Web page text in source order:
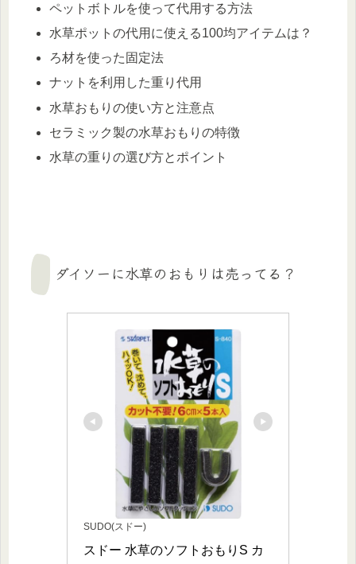
ペットボトルを使って代用する方法
水草ポットの代用に使える100均アイテムは？
ろ材を使った固定法
ナットを利用した重り代用
水草おもりの使い方と注意点
セラミック製の水草おもりの特徴
水草の重りの選び方とポイント
ダイソーに水草のおもりは売ってる？
SUDO(スドー)
スドー 水草のソフトおもりS カ